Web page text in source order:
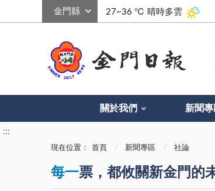
27~36 ℃ 晴時多雲
關於我們 新聞專
:::
現在位置： 首頁 新聞專區 社論
每一票，都攸關新金門的